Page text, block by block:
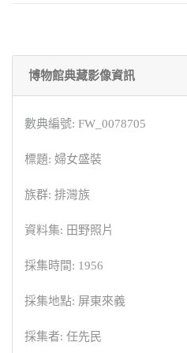
博物館典藏影像資訊
數典編號: FW_0078705
標題: 婦女盛裝
族群: 排灣族
資料集: 田野照片
採集時間: 1956
採集地點: 屏東來義
採集者: 任先民